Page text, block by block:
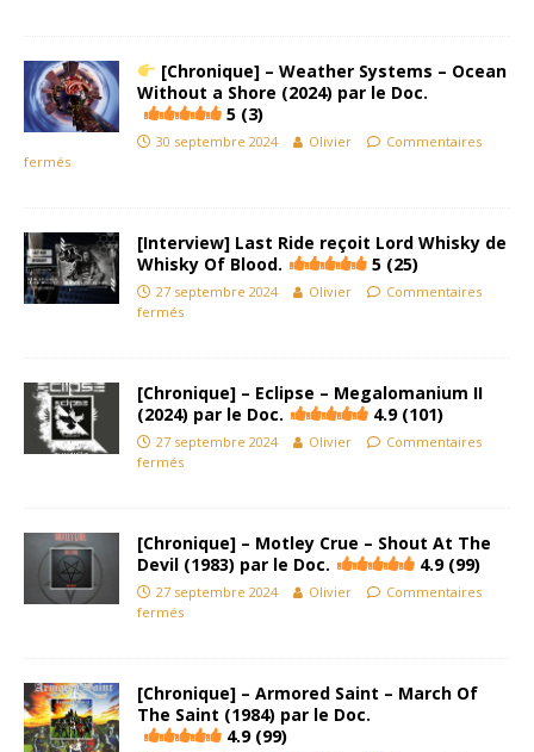
[Chronique] – Weather Systems – Ocean
Without a Shore (2024) par le Doc.
5 (3)
30 septembre 2024 Olivier
Commentaires
fermés
[Interview] Last Ride reçoit Lord Whisky de
Whisky Of Blood.
5 (25)
27 septembre 2024 Olivier
Commentaires
fermés
[Chronique] – Eclipse – Megalomanium II
(2024) par le Doc.
4.9 (101)
27 septembre 2024 Olivier
Commentaires
fermés
[Chronique] – Motley Crue – Shout At The
Devil (1983) par le Doc.
4.9 (99)
27 septembre 2024 Olivier
Commentaires
fermés
[Chronique] – Armored Saint – March Of
The Saint (1984) par le Doc.
4.9 (99)